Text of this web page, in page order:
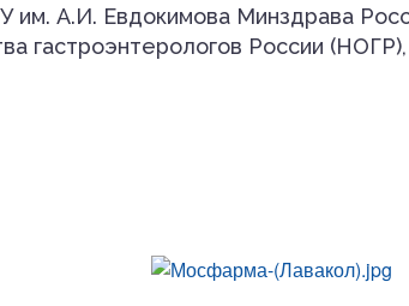
А.И. Евдокимова Минздрава
гастроэнтерологов России